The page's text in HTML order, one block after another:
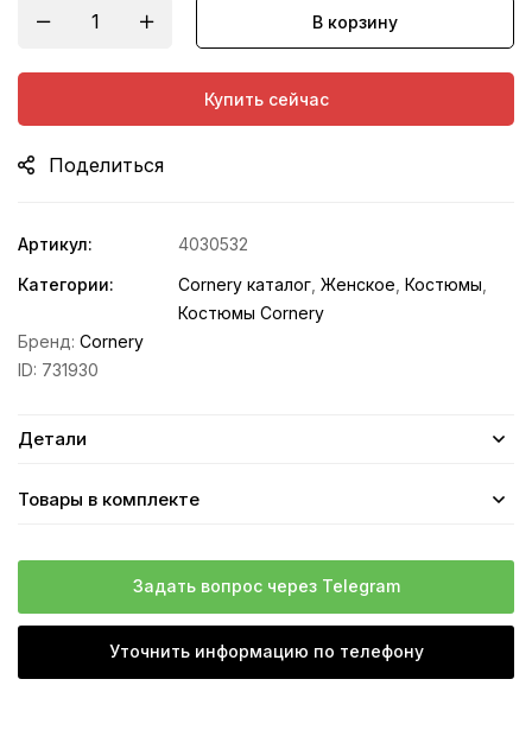
В корзину
Купить сейчас
Поделиться
Артикул:
4030532
Категории:
Cornery каталог Женское Костюмы
Костюмы Cornery
Бренд: Cornery
ID: 731930
Детали
Товары в комплекте
Задать вопрос через Telegram
Уточнить информацию по телефону